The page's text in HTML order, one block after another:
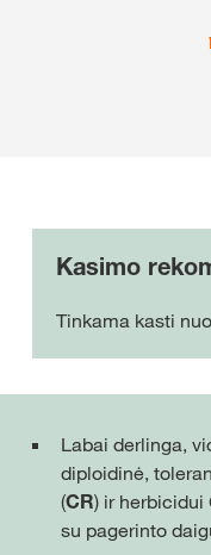
Kasimo
Tinkama kasti
Labai derlinga,
diploidinė,
(CR) ir herbicidui
su pagerinto